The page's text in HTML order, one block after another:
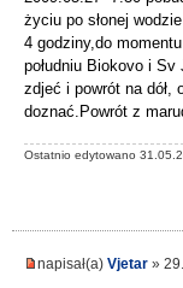
życiu po słonej
4 godziny,do
południu Biokovo i
zdjeć i powrót na
doznać.Powrót z
Ostatnio edytowano
napisał(a) Vjetar »